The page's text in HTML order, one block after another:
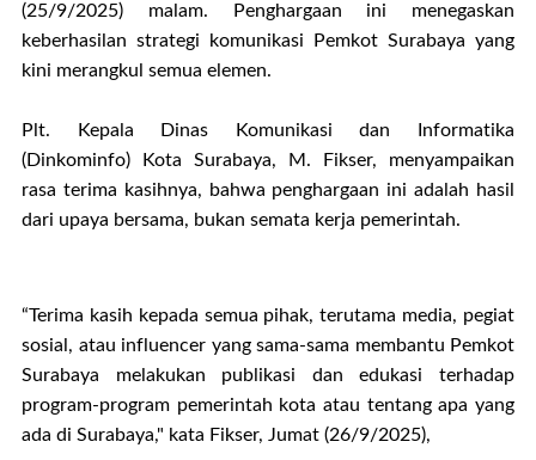
(25/9/2025) malam. Penghargaan ini menegaskan
keberhasilan strategi komunikasi Pemkot Surabaya yang
kini merangkul semua elemen.
Plt. Kepala Dinas Komunikasi dan Informatika
(Dinkominfo) Kota Surabaya, M. Fikser, menyampaikan
rasa terima kasihnya, bahwa penghargaan ini adalah hasil
dari upaya bersama, bukan semata kerja pemerintah.
“Terima kasih kepada semua pihak, terutama media, pegiat
sosial, atau influencer yang sama-sama membantu Pemkot
Surabaya melakukan publikasi dan edukasi terhadap
program-program pemerintah kota atau tentang apa yang
ada di Surabaya," kata Fikser, Jumat (26/9/2025),